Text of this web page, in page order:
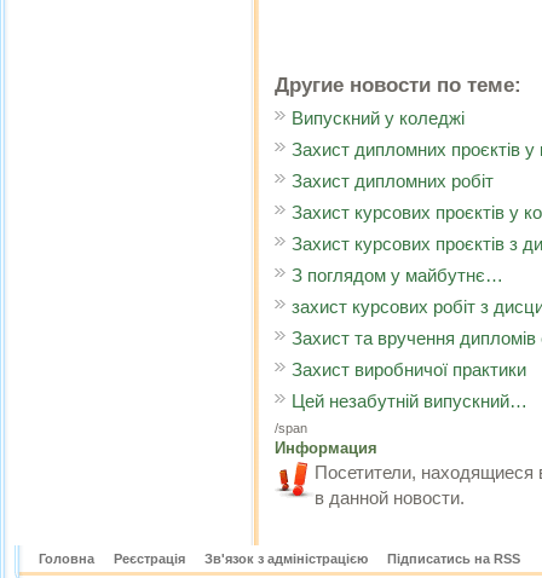
Другие новости по теме:
Випускний у коледжі
Захист дипломних проєктів у
Захист дипломних робіт
Захист курсових проєктів у
Захист курсових проєктів з
З поглядом у майбутнє…
захист курсових робіт з
Захист та вручення
Захист виробничої практики
Цей незабутній випускний…
/span
Информация
Посетители, находящиеся
в данной новости.
Головна Реєстрація Зв'язок з адміністрацією Підписатись на RSS